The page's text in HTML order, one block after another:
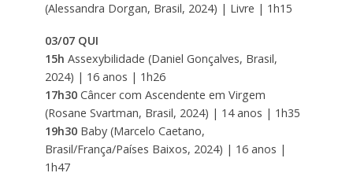
(Alessandra Dorgan, Brasil, 2024) | Livre | 1h15
03/07 QUI
15h Assexybilidade (Daniel Gonçalves, Brasil,
2024) | 16 anos | 1h26
17h30Câncer com Ascendente em Virgem
(Rosane Svartman, Brasil, 2024) | 14 anos | 1h35
19h30Baby (Marcelo Caetano,
Brasil/França/Países Baixos, 2024) | 16 anos |
1h47